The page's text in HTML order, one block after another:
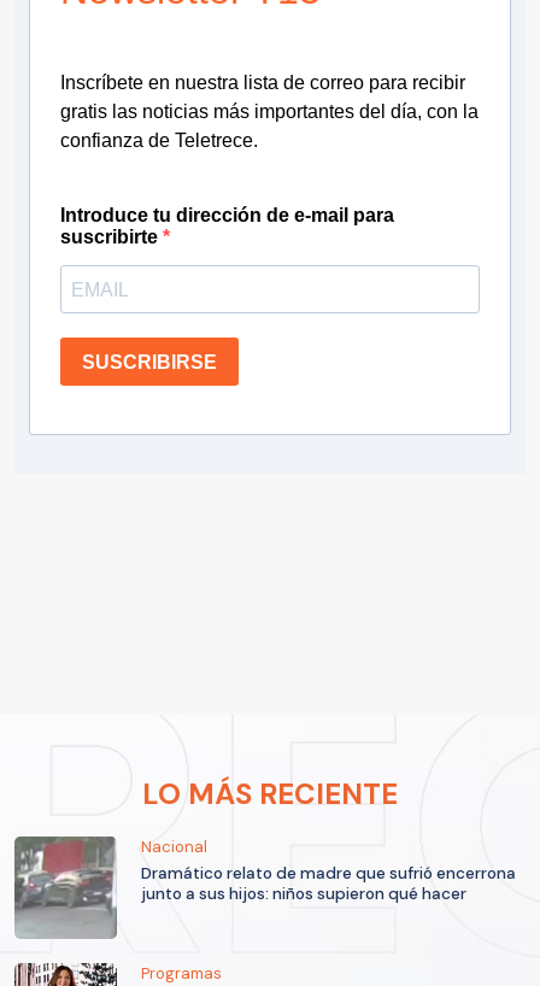
Inscríbete en nuestra lista de correo para recibir
gratis las noticias más importantes del día, con la
confianza de Teletrece.
Introduce tu dirección de e-mail para
suscribirte
SUSCRIBIRSE
LO MÁS RECIENTE
Nacional
Dramático relato de madre que sufrió encerrona
junto a sus hijos: niños supieron qué hacer
Programas